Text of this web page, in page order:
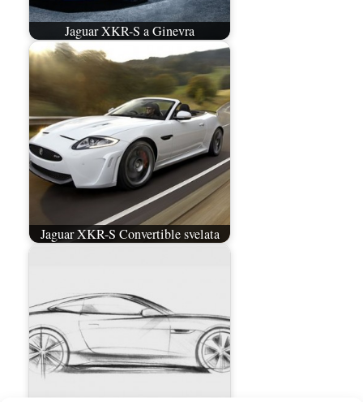
Jaguar XKR-S a Ginevra
Jaguar XKR-S Convertible svelata